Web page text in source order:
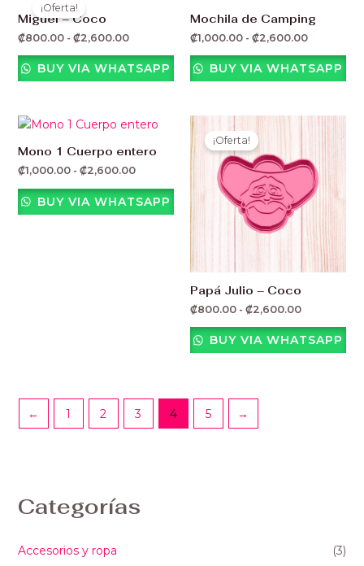
Categorías
Accesorios y ropa (3)
¡Oferta!
Miguel – Coco
₡800.00 - ₡2,600.00₡800.00
hasta
₡2,600.00
BUY VIA WHATSAPP
Mochila de Camping
₡1,000.00 - ₡2,600.00
desde
₡1,000.00
hasta
₡2,600.00
BUY VIA WHATSAPP
Mono 1 Cuerpo entero
₡1,000.00 - ₡2,600.00
Rango
precios:
₡1,000.00
hasta
₡2,600.00
BUY VIA WHATSAPP
¡Oferta!
Papá Julio – Coco
₡800.00 - ₡2,600.00
desde
₡800.00
hasta
₡2,600.00
BUY VIA WHATSAPP
← 1 2 3 4 5 →